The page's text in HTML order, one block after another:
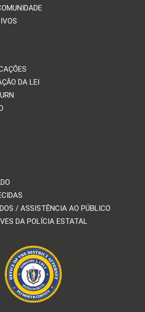
DA LEI
/ ASSISTÊNCIA AO PÚBLICO
DA POLÍCIA ESTATAL